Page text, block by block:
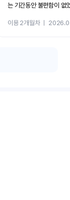
는 기간동안 불편함이 없
카 렌트 고민없이 강추합
이용 2개월차ㅣ